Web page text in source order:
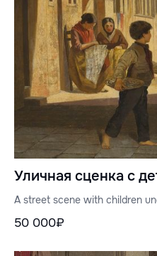
Уличная сценка с
A street scene with children
50 000₽